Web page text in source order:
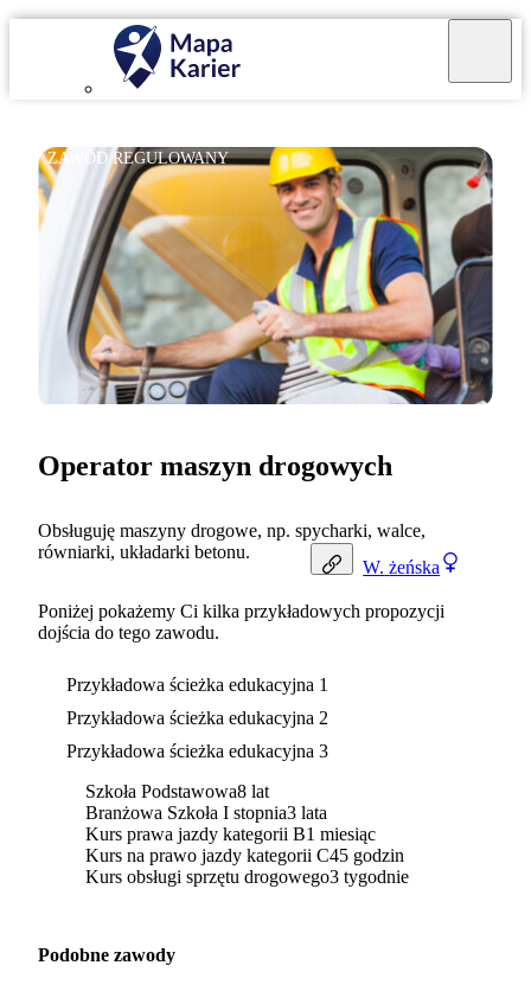
ZAWÓD REGULOWANY
W. żeńska
Operator maszyn drogowych
Obsługuję maszyny drogowe, np. spycharki, walce,
równiarki, układarki betonu.
Poniżej pokażemy Ci kilka przykładowych propozycji
dojścia do tego zawodu.
Przykładowa ścieżka edukacyjna 1
Przykładowa ścieżka edukacyjna 2
Przykładowa ścieżka edukacyjna 3
Szkoła Podstawowa8 lat
Branżowa Szkoła I stopnia3 lata
Kurs prawa jazdy kategorii B1 miesiąc
Kurs na prawo jazdy kategorii C45 godzin
Kurs obsługi sprzętu drogowego3 tygodnie
Podobne zawody